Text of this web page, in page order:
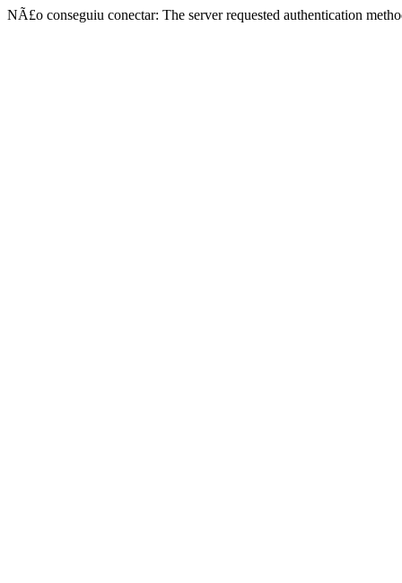
NÃ£o conseguiu conectar: The server requested authentication